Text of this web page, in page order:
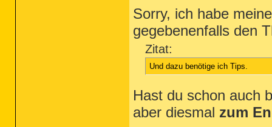
Sorry, ich habe
gegebenenfalls den
Zitat:
Und dazu benötige ich Tips.
Hast du schon auch
aber diesmal zum